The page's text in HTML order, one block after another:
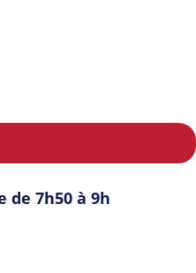
de 7h50 à 9h